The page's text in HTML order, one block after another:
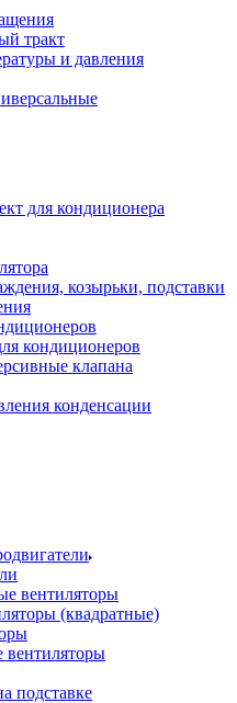
тракт
и давления
для кондиционера
козырьки, подставки
кондиционеров
клапана
конденсации
вентиляторы
(квадратные)
подставке